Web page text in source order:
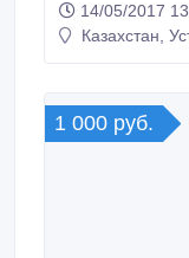
позиции поставляем в
инструмент
14/05/2017
Казахстан,
1 000 руб.